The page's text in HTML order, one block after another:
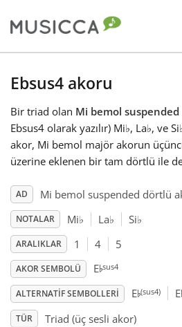
Български
Dansk
English
Español
Ebsus4 akoru
Bir triad olan Mi bemol
Ebsus4 olarak yazılır) Mi♭, La♭, ve Si
akor, Mi bemol majör akorun
üzerine eklenen bir tam dörtlü ile
AD Mi bemol suspended dörtlü
NOTALAR Mi♭ La♭ Si♭
ARALIKLAR 1 4 5
AKOR SEMBOLÜ E♭sus4
ALTERNATIF SEMBOLLERI E♭(sus4) E
TÜR Triad (üç sesli akor)